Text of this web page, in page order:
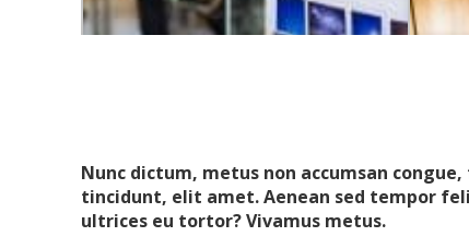
Nunc dictum, metus non accumsan
tincidunt, elit amet. Aenean sed tempor
ultrices eu tortor? Vivamus metus.